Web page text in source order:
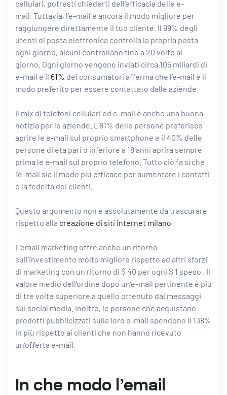
cellulari, potresti chiederti dell’efficacia delle e-
mail. Tuttavia, l’e-mail è ancora il modo migliore per
raggiungere direttamente il tuo cliente. Il 99% degli
utenti di posta elettronica controlla la propria posta
ogni giorno, alcuni controllano fino a 20 volte al
giorno. Ogni giorno vengono inviati circa 105 miliardi di
e-mail e il 61% dei consumatori afferma che l’e-mail è il
modo preferito per essere contattato dalle aziende.
Il mix di telefoni cellulari ed e-mail è anche una buona
notizia per le aziende. L’81% delle persone preferisce
aprire le e-mail sul proprio smartphone e il 40% delle
persone di età pari o inferiore a 18 anni aprirà sempre
prima le e-mail sul proprio telefono. Tutto ciò fa sì che
l’e-mail sia il modo più efficace per aumentare i contatti
e la fedeltà dei clienti.
Questo argomento non è assolutamente da trascurare
rispetto alla creazione di siti internet milano
L’email marketing offre anche un ritorno
sull’investimento molto migliore rispetto ad altri sforzi
di marketing con un ritorno di $ 40 per ogni $ 1 speso . Il
valore medio dell’ordine dopo un’e-mail pertinente è più
di tre volte superiore a quello ottenuto dai messaggi
sui social media. Inoltre, le persone che acquistano
prodotti pubblicizzati sulla loro e-mail spendono il 138%
in più rispetto ai clienti che non hanno ricevuto
un’offerta e-mail.
In che modo l’email